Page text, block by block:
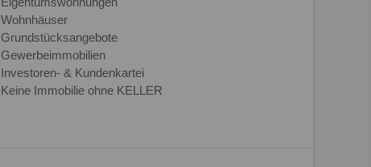
Wohnhäuser
Grundstücksangebote
Gewerbeimmobilien
Investoren- & Kundenkartei
Keine Immobilie ohne KELLER